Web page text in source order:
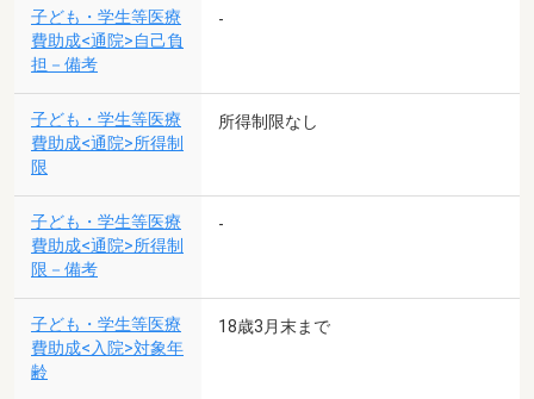
子ども・学生等医療
費助成<通院>自己負
担－備考
-
子ども・学生等医療
費助成<通院>所得制
限
所得制限なし
子ども・学生等医療
費助成<通院>所得制
限－備考
-
子ども・学生等医療
費助成<入院>対象年
齢
18歳3月末まで